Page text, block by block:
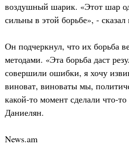
воздушный шарик. «Этот шар
сильны в этой борьбе», -
Он подчеркнул, что их борьба
методами. «Эта борьба даст
совершили ошибки, я хочу
виноват, виноваты мы,
какой-то момент сделали что-
Даниелян.
News.am